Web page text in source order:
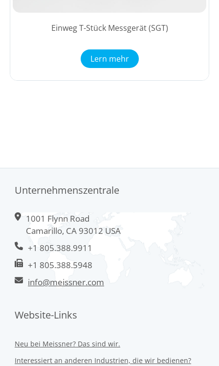
Einweg T-Stück Messgerät (SGT)
Lern mehr
Unternehmenszentrale
1001 Flynn Road
Camarillo, CA 93012 USA
+1 805.388.9911
+1 805.388.5948
info@meissner.com
Website-Links
Neu bei Meissner? Das sind wir.
Interessiert an anderen Industrien, die wir bedienen?